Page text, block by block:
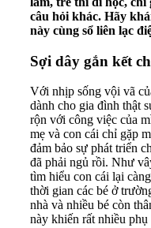
câu hỏi khác. Hãy
này cùng sổ liên lạc
Sợi dây gắn kết
Với nhịp sống vội vã
dành cho gia đình thật
rộn với công việc của
mẹ và con cái chỉ gặp
đảm bảo sự phát triển
đã phải ngủ rồi. Như
tìm hiểu con cái lại
thời gian các bé ở
nhà và nhiều bé còn
này khiến rất nhiều